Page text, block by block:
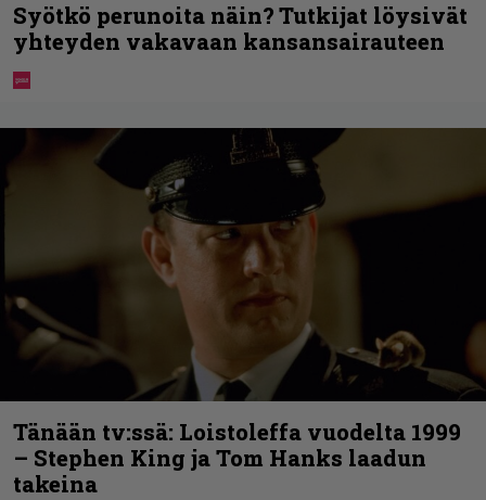
Syötkö perunoita näin? Tutkijat löysivät
yhteyden vakavaan kansansairauteen
Tänään tv:ssä: Loistoleffa vuodelta 1999
– Stephen King ja Tom Hanks laadun
takeina